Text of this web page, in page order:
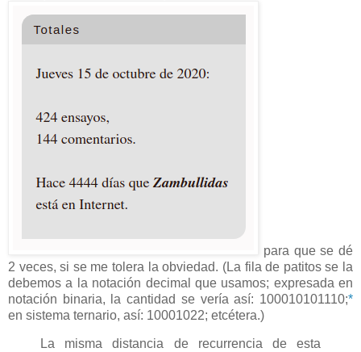
para que se dé
2 veces, si se me tolera la obviedad. (La fila de patitos se la
debemos a la notación decimal que usamos; expresada en
notación binaria, la cantidad se vería así: 100010101110;*
en sistema ternario, así: 10001022; etcétera.)
La misma distancia de recurrencia de esta